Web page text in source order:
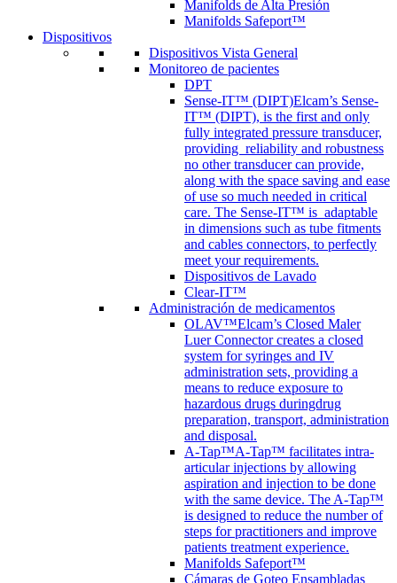
Manifolds de Alta Presión
Manifolds Safeport™
Dispositivos
Dispositivos Vista General
Monitoreo de pacientes
DPT
Sense-IT™ (DIPT)Elcam’s Sense-
IT™ (DIPT), is the first and only
fully integrated pressure transducer,
providing reliability and robustness
no other transducer can provide,
along with the space saving and ease
of use so much needed in critical
care. The Sense-IT™ is adaptable
in dimensions such as tube fitments
and cables connectors, to perfectly
meet your requirements.
Dispositivos de Lavado
Clear-IT™
Administración de medicamentos
OLAV™Elcam’s Closed Maler
Luer Connector creates a closed
system for syringes and IV
administration sets, providing a
means to reduce exposure to
hazardous drugs duringdrug
preparation, transport, administration
and disposal.
A-Tap™A-Tap™ facilitates intra-
articular injections by allowing
aspiration and injection to be done
with the same device. The A-Tap™
is designed to reduce the number of
steps for practitioners and improve
patients treatment experience.
Manifolds Safeport™
Cámaras de Goteo Ensambladas